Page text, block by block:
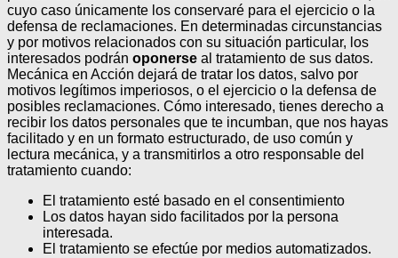
cuyo caso únicamente los conservaré para el ejercicio o la
defensa de reclamaciones. En determinadas circunstancias
y por motivos relacionados con su situación particular, los
interesados podrán oponerse al tratamiento de sus datos.
Mecánica en Acción dejará de tratar los datos, salvo por
motivos legítimos imperiosos, o el ejercicio o la defensa de
posibles reclamaciones. Cómo interesado, tienes derecho a
recibir los datos personales que te incumban, que nos hayas
facilitado y en un formato estructurado, de uso común y
lectura mecánica, y a transmitirlos a otro responsable del
tratamiento cuando:
El tratamiento esté basado en el consentimiento
Los datos hayan sido facilitados por la persona
interesada.
El tratamiento se efectúe por medios automatizados.